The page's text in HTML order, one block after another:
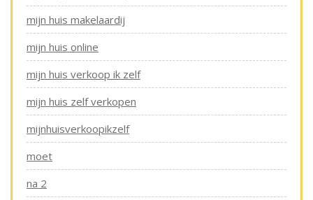
mijn huis makelaardij
mijn huis online
mijn huis verkoop ik zelf
mijn huis zelf verkopen
mijnhuisverkoopikzelf
moet
na 2